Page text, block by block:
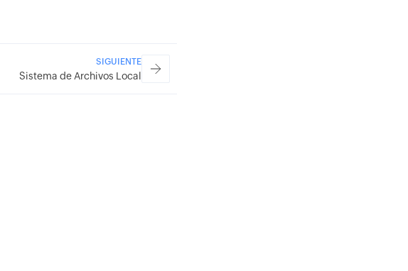
SIGUIENTE
Sistema de Archivos Local